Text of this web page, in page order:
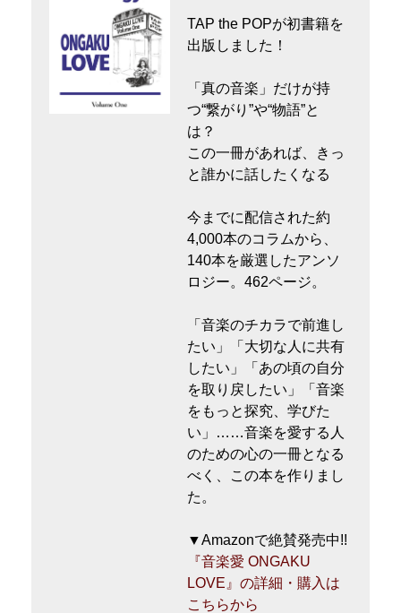
TAP the POPが初書籍を
出版しました！
「真の音楽」だけが持
つ“繋がり”や“物語”と
は？
この一冊があれば、きっ
と誰かに話したくなる
今までに配信された約
4,000本のコラムから、
140本を厳選したアンソ
ロジー。462ページ。
「音楽のチカラで前進し
たい」「大切な人に共有
したい」「あの頃の自分
を取り戻したい」「音楽
をもっと探究、学びた
い」……音楽を愛する人
のための心の一冊となる
べく、この本を作りまし
た。
▼Amazonで絶賛発売中!!
『音楽愛 ONGAKU
LOVE』の詳細・購入は
こちらから